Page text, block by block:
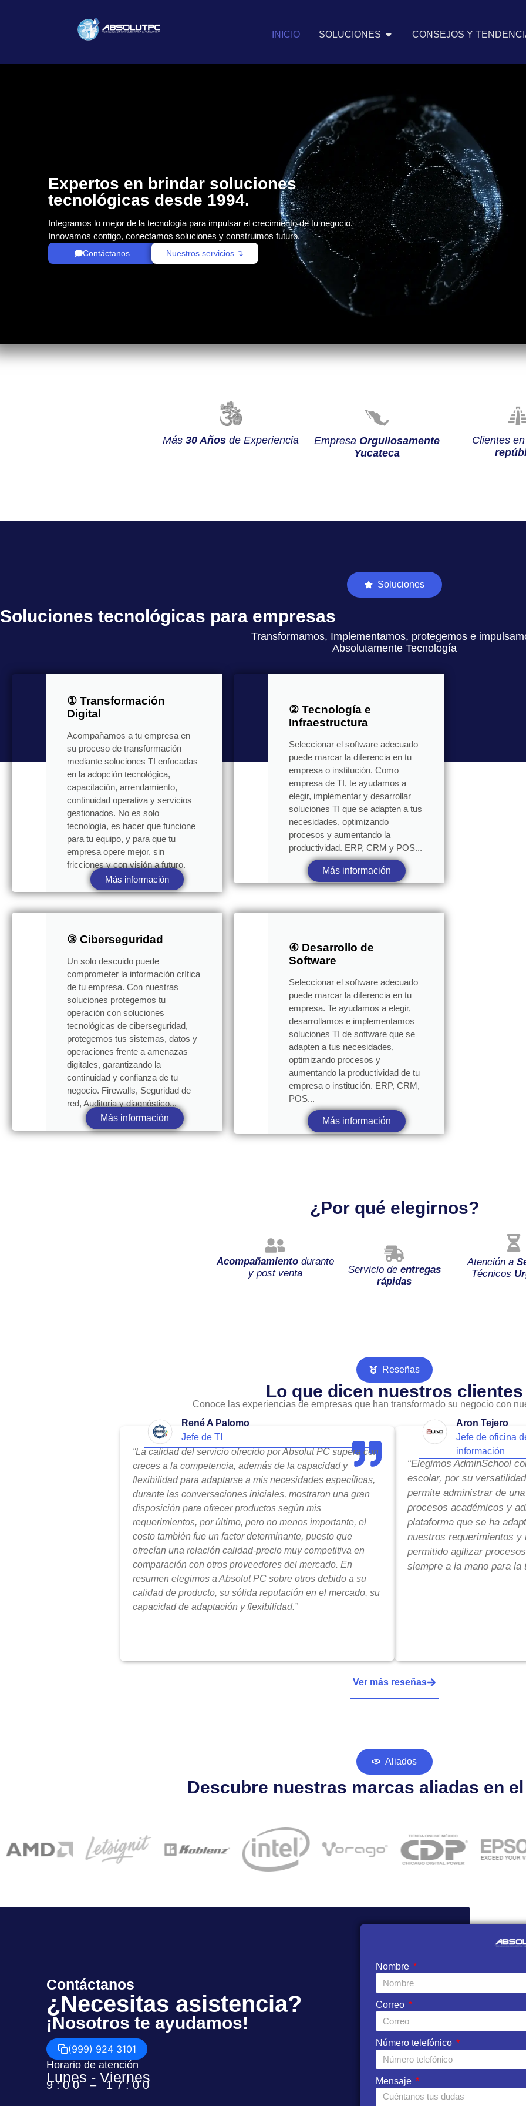
INICIO SOLUCIONES CONSEJOS Y
Expertos en brindar soluciones
tecnológicas desde 1994.
Integramos lo mejor de la tecnología para impulsar el crecimiento de tu negocio.
Innovamos contigo, conectamos soluciones y construimos futuro.
Contáctanos Nuestros servicios ↴
Más 30 Años de Experiencia Empresa Orgullosamente
Yucateca
Clientes
Soluciones
Soluciones tecnológicas para empresas
Transformamos, Implementamos, protegemos e
Absolutamente Tecnología
① Transformación
Digital
Acompañamos a tu empresa en
su proceso de transformación
mediante soluciones TI enfocadas
en la adopción tecnológica,
capacitación, arrendamiento,
continuidad operativa y servicios
gestionados. No es solo
tecnología, es hacer que funcione
para tu equipo, y para que tu
empresa opere mejor, sin
fricciones y con visión a futuro.
Más información
② Tecnología e
Infraestructura
Seleccionar el software adecuado
puede marcar la diferencia en tu
empresa o institución. Como
empresa de TI, te ayudamos a
elegir, implementar y desarrollar
soluciones TI que se adapten a tus
necesidades, optimizando
procesos y aumentando la
productividad. ERP, CRM y POS...
Más información
③ Ciberseguridad
Un solo descuido puede
comprometer la información crítica
de tu empresa. Con nuestras
soluciones protegemos tu
operación con soluciones
tecnológicas de ciberseguridad,
protegemos tus sistemas, datos y
operaciones frente a amenazas
digitales, garantizando la
continuidad y confianza de tu
negocio. Firewalls, Seguridad de
red, Auditoria y diagnóstico...
Más información
④ Desarrollo de
Software
Seleccionar el software adecuado
puede marcar la diferencia en tu
empresa. Te ayudamos a elegir,
desarrollamos e implementamos
soluciones TI de software que se
adapten a tus necesidades,
optimizando procesos y
aumentando la productividad de tu
empresa o institución. ERP, CRM,
POS...
Más información
¿Por qué elegirnos?
Acompañamientodurante
y post venta
Servicio de entregas
rápidas
Atención a
Técnicos
Reseñas
Lo que dicen nuestros clientes
Conoce las experiencias de empresas que han transformado su negocio con
René A Palomo
Jefe de TI
“La calidad del servicio ofrecido por Absolut PC supera con
creces a la competencia, además de la capacidad y
flexibilidad para adaptarse a mis necesidades específicas,
durante las conversaciones iniciales, mostraron una gran
disposición para ofrecer productos según mis
requerimientos, por último, pero no menos importante, el
costo también fue un factor determinante, puesto que
ofrecían una relación calidad-precio muy competitiva en
comparación con otros proveedores del mercado. En
resumen elegimos a Absolut PC sobre otros debido a su
calidad de producto, su sólida reputación en el mercado, su
capacidad de adaptación y flexibilidad.”
Aron Tejero
Jefe de oficina
información
“Elegimos AdminSchool
escolar, por su
permite administrar de
procesos académicos y
plataforma que se ha
nuestros requerimientos y
permitido agilizar
siempre a la mano para la
Ver más reseñas
Aliados
Descubre nuestras marcas aliadas en
Nombre
Correo
Número telefónico
Mensaje
Contáctanos
¿Necesitas asistencia?
¡Nosotros te ayudamos!
(999) 924 3101
Horario de atención
Lunes - Viernes
9:00 – 17:00